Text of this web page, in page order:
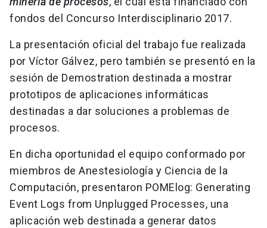
fondos del Concurso Interdisciplinario 2017.
La presentación oficial del trabajo fue realizada
por Víctor Gálvez, pero también se presentó en la
sesión de Demostration destinada a mostrar
prototipos de aplicaciones informáticas
destinadas a dar soluciones a problemas de
procesos.
En dicha oportunidad el equipo conformado por
miembros de Anestesiología y Ciencia de la
Computación, presentaron POMElog: Generating
Event Logs from Unplugged Processes, una
aplicación web destinada a generar datos